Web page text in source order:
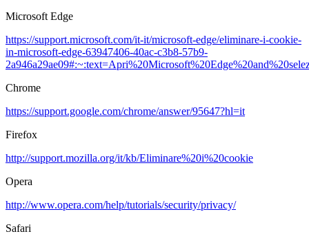
Microsoft Edge
https://support.microsoft.com/it-it/microsoft-edge/eliminare-i-cookie-
in-microsoft-edge-63947406-40ac-c3b8-57b9-
Chrome
https://support.google.com/chrome/answer/95647?hl=it
Firefox
http://support.mozilla.org/it/kb/Eliminare%20i%20cookie
Opera
http://www.opera.com/help/tutorials/security/privacy/
Safari